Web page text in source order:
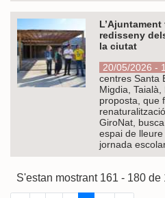
redisseny
la ciutat
20/05/2026 -
centres Santa
Migdia,
proposta, que
GiroNat,
espai de
jornada
S'estan mostrant 161 - 180 de